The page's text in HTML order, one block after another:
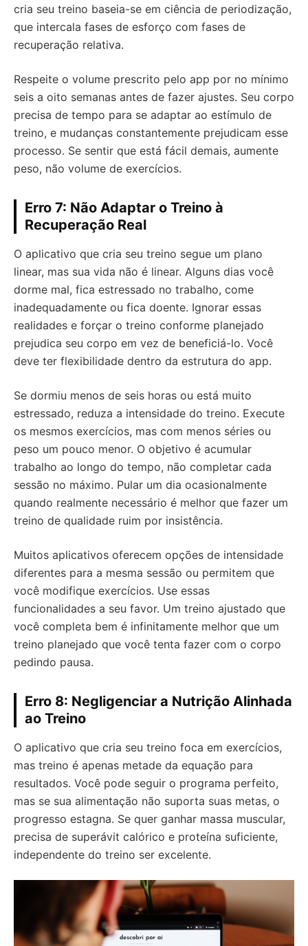
cria seu treino baseia-se em ciência de periodização,
que intercala fases de esforço com fases de
recuperação relativa.
Respeite o volume prescrito pelo app por no mínimo
seis a oito semanas antes de fazer ajustes. Seu corpo
precisa de tempo para se adaptar ao estímulo de
treino, e mudanças constantemente prejudicam esse
processo. Se sentir que está fácil demais, aumente
peso, não volume de exercícios.
Erro 7: Não Adaptar o Treino à
Recuperação Real
O aplicativo que cria seu treino segue um plano
linear, mas sua vida não é linear. Alguns dias você
dorme mal, fica estressado no trabalho, come
inadequadamente ou fica doente. Ignorar essas
realidades e forçar o treino conforme planejado
prejudica seu corpo em vez de beneficiá-lo. Você
deve ter flexibilidade dentro da estrutura do app.
Se dormiu menos de seis horas ou está muito
estressado, reduza a intensidade do treino. Execute
os mesmos exercícios, mas com menos séries ou
peso um pouco menor. O objetivo é acumular
trabalho ao longo do tempo, não completar cada
sessão no máximo. Pular um dia ocasionalmente
quando realmente necessário é melhor que fazer um
treino de qualidade ruim por insistência.
Muitos aplicativos oferecem opções de intensidade
diferentes para a mesma sessão ou permitem que
você modifique exercícios. Use essas
funcionalidades a seu favor. Um treino ajustado que
você completa bem é infinitamente melhor que um
treino planejado que você tenta fazer com o corpo
pedindo pausa.
Erro 8: Negligenciar a Nutrição Alinhada
ao Treino
O aplicativo que cria seu treino foca em exercícios,
mas treino é apenas metade da equação para
resultados. Você pode seguir o programa perfeito,
mas se sua alimentação não suporta suas metas, o
progresso estagna. Se quer ganhar massa muscular,
precisa de superávit calórico e proteína suficiente,
independente do treino ser excelente.